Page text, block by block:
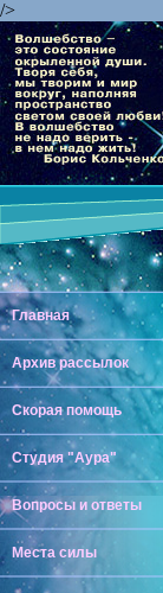
/>
Главная
Архив рассылок
Скорая помощь
Студия "Аура"
Вопросы и ответы
Места силы